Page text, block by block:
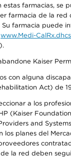
farmacias,
de la
farmacia puede
www.Medi-
Kaiser
con alguna
Act) de
a los
(Kaiser
and
planes del
la red deben